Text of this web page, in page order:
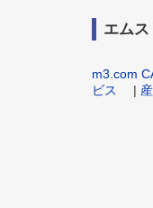
エム
m3.com
ビス
|